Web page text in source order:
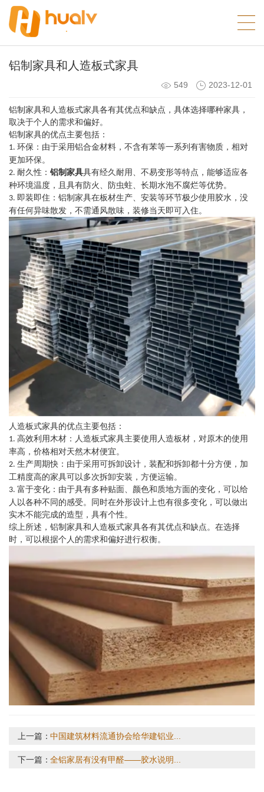
铝制家具和人造板式家具
549 2023-12-01
铝制家具和人造板式家具各有其优点和缺点，具体选择哪种家具，
取决于个人的需求和偏好。
铝制家具的优点主要包括：
1. 环保：由于采用铝合金材料，不含有苯等一系列有害物质，相对
更加环保。
2. 耐久性： 铝制家具具有经久耐用、不易变形等特点，能够适应各
种环境温度，且具有防火、防虫蛀、长期水泡不腐烂等优势。
3. 即装即住：铝制家具在板材生产、安装等环节极少使用胶水，没
有任何异味散发，不需通风散味，装修当天即可入住。
人造板式家具的优点主要包括：
1. 高效利用木材：人造板式家具主要使用人造板材，对原木的使用
率高，价格相对天然木材便宜。
2. 生产周期快：由于采用可拆卸设计，装配和拆卸都十分方便，加
工精度高的家具可以多次拆卸安装，方便运输。
3. 富于变化：由于具有多种贴面、颜色和质地方面的变化，可以给
人以各种不同的感受。同时在外形设计上也有很多变化，可以做出
实木不能完成的造型，具有个性。
综上所述，铝制家具和人造板式家具各有其优点和缺点。在选择
时，可以根据个人的需求和偏好进行权衡。
上一篇：中国建筑材料流通协会给华建铝业...
下一篇：全铝家居有没有甲醛——胶水说明...